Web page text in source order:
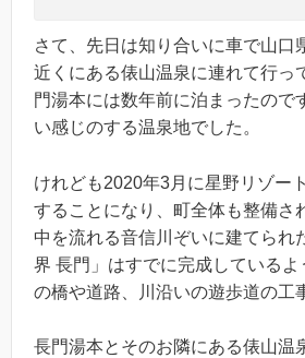
さて、先日は知り合いに車で山口
近くにある俵山温泉に連れて行っ
門湯本には数年前に泊まったので
い感じのする温泉地でした。
けれども2020年3月に星野リゾー
することになり、町全体も整備さ
中を流れる音信川ぞいに建てられ
界 長門」はすでに完成している
の橋や道路、川沿いの遊歩道の工
長門湯本とそのお隣にある俵山温